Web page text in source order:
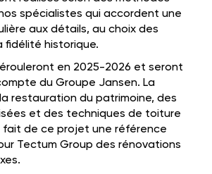
spécialistes qui accordent une
aux détails, au choix des
fidélité historique.
en 2025-2026 et seront
du Groupe Jansen. La
restauration du patrimoine, des
et des techniques de toiture
de ce projet une référence
Tectum Group des rénovations